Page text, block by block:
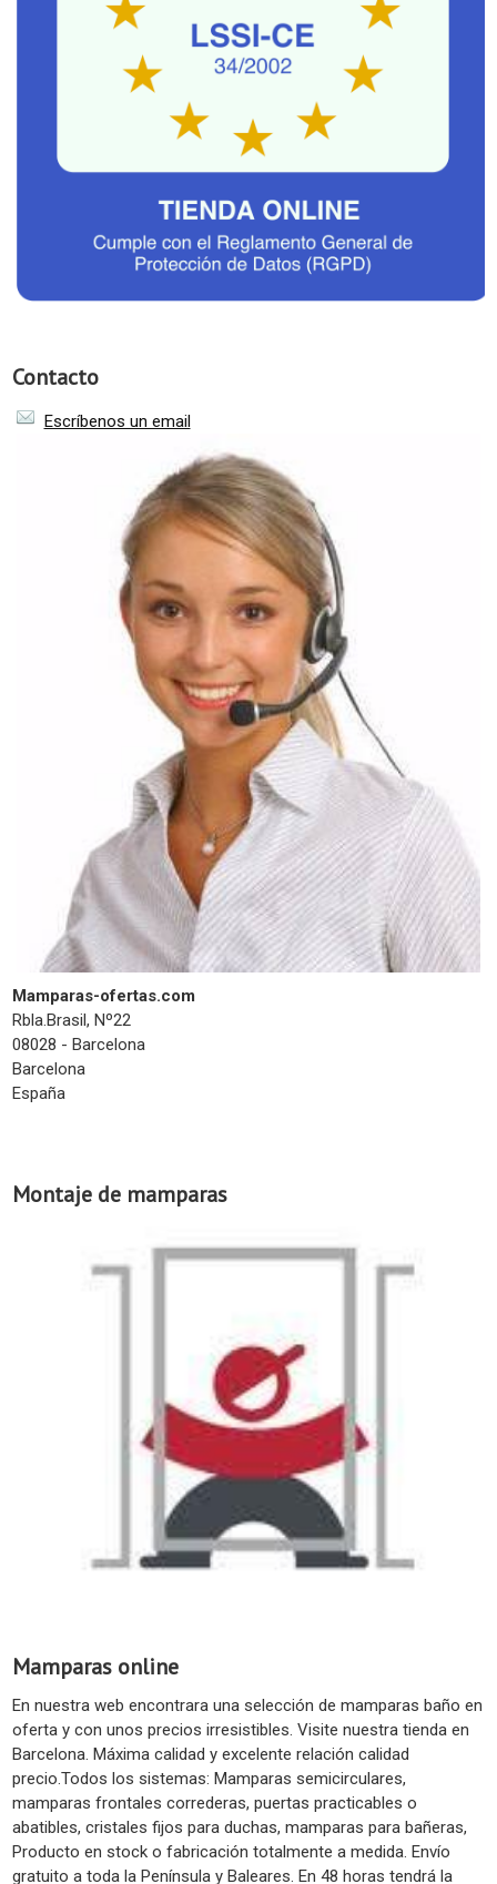
Contacto
Escríbenos un email
Mamparas-ofertas.com
Rbla.Brasil, Nº22
08028 - Barcelona
Barcelona
España
Montaje de mamparas
Mamparas online
En nuestra web encontrara una selección de mamparas baño en
oferta y con unos precios irresistibles. Visite nuestra tienda en
Barcelona. Máxima calidad y excelente relación calidad
precio.Todos los sistemas: Mamparas semicirculares,
mamparas frontales correderas, puertas practicables o
abatibles, cristales fijos para duchas, mamparas para bañeras,
Producto en stock o fabricación totalmente a medida. Envío
gratuito a toda la Península y Baleares. En 48 horas tendrá la